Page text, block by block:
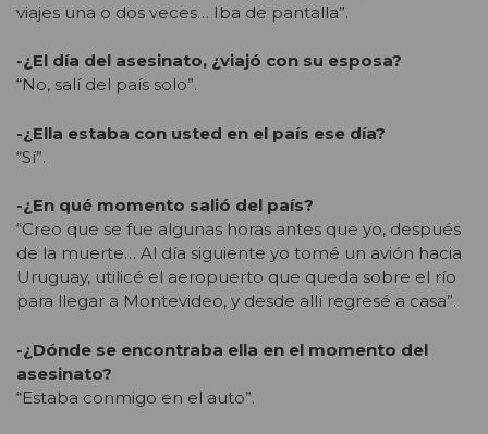
viajes una o dos veces… Iba de pantalla”.
-¿El día del asesinato, ¿viajó con su esposa?
“No, salí del país solo”.
-¿Ella estaba con usted en el país ese día?
“Sí”.
-¿En qué momento salió del país?
“Creo que se fue algunas horas antes que yo, después
de la muerte… Al día siguiente yo tomé un avión hacia
Uruguay, utilicé el aeropuerto que queda sobre el río
para llegar a Montevideo, y desde allí regresé a casa”.
-¿Dónde se encontraba ella en el momento del
asesinato?
“Estaba conmigo en el auto”.